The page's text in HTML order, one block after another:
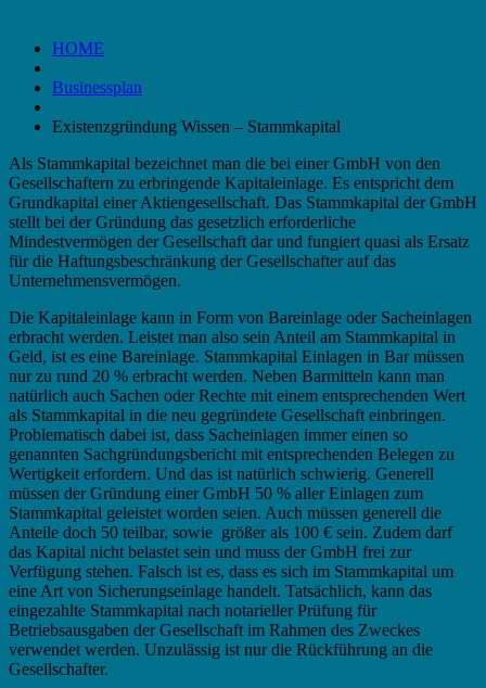
HOME
Businessplan
Existenzgründung Wissen – Stammkapital
Als Stammkapital bezeichnet man die bei einer GmbH von den
Gesellschaftern zu erbringende Kapitaleinlage. Es entspricht dem
Grundkapital einer Aktiengesellschaft. Das Stammkapital der GmbH
stellt bei der Gründung das gesetzlich erforderliche
Mindestvermögen der Gesellschaft dar und fungiert quasi als Ersatz
für die Haftungsbeschränkung der Gesellschafter auf das
Unternehmensvermögen.
Die Kapitaleinlage kann in Form von Bareinlage oder Sacheinlagen
erbracht werden. Leistet man also sein Anteil am Stammkapital in
Geld, ist es eine Bareinlage. Stammkapital Einlagen in Bar müssen
nur zu rund 20 % erbracht werden. Neben Barmitteln kann man
natürlich auch Sachen oder Rechte mit einem entsprechenden Wert
als Stammkapital in die neu gegründete Gesellschaft einbringen.
Problematisch dabei ist, dass Sacheinlagen immer einen so
genannten Sachgründungsbericht mit entsprechenden Belegen zu
Wertigkeit erfordern. Und das ist natürlich schwierig. Generell
müssen der Gründung einer GmbH 50 % aller Einlagen zum
Stammkapital geleistet worden seien. Auch müssen generell die
Anteile doch 50 teilbar, sowie größer als 100 € sein. Zudem darf
das Kapital nicht belastet sein und muss der GmbH frei zur
Verfügung stehen. Falsch ist es, dass es sich im Stammkapital um
eine Art von Sicherungseinlage handelt. Tatsächlich, kann das
eingezahlte Stammkapital nach notarieller Prüfung für
Betriebsausgaben der Gesellschaft im Rahmen des Zweckes
verwendet werden. Unzulässig ist nur die Rückführung an die
Gesellschafter.